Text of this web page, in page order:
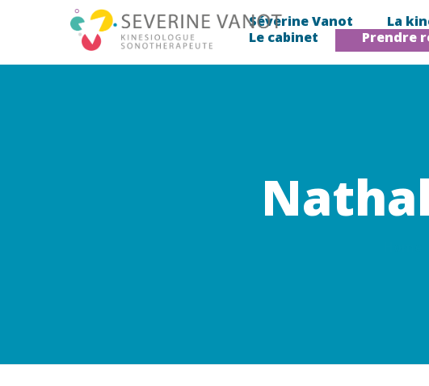
Séverine Vanot La
Le cabinet
Prendre